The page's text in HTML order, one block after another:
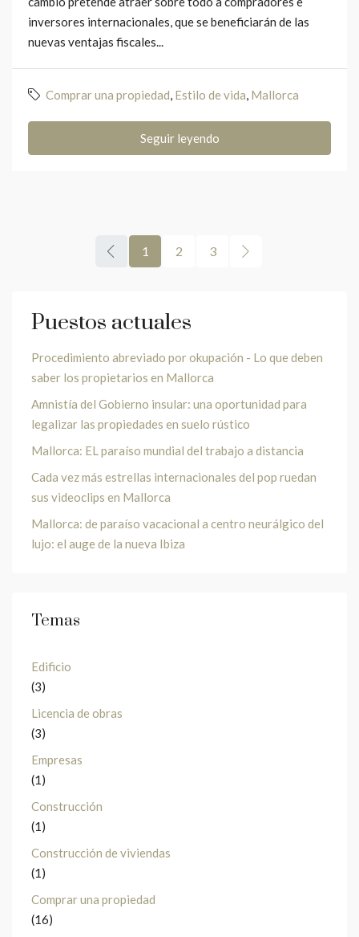
inversores internacionales, que se beneficiarán de las
nuevas ventajas fiscales...
Comprar una propiedad, Estilo de vida, Mallorca
Seguir leyendo
1 2 3
Puestos actuales
Procedimiento abreviado por okupación - Lo que deben
saber los propietarios en Mallorca
Amnistía del Gobierno insular: una oportunidad para
legalizar las propiedades en suelo rústico
Mallorca: EL paraíso mundial del trabajo a distancia
Cada vez más estrellas internacionales del pop ruedan
sus videoclips en Mallorca
Mallorca: de paraíso vacacional a centro neurálgico del
lujo: el auge de la nueva Ibiza
Temas
Edificio
(3)
Licencia de obras
(3)
Empresas
(1)
Construcción
(1)
Construcción de viviendas
(1)
Comprar una propiedad
(16)